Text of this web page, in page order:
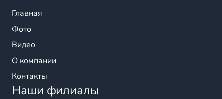
Главная
Фото
Видео
О компании
Контакты
Наши филиалы